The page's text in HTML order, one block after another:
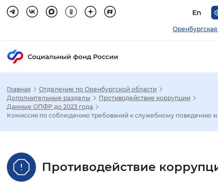
En
Оренбургская
Настройка режима отображения
Стандартный Увеличенный
Главная
Отделение по Оренбургской области
Дополнительные разделы
Противодействие коррупции
Данные ОПФР до 2023 года
Комиссия по соблюдению требований к служебному поведению и
Противодействие